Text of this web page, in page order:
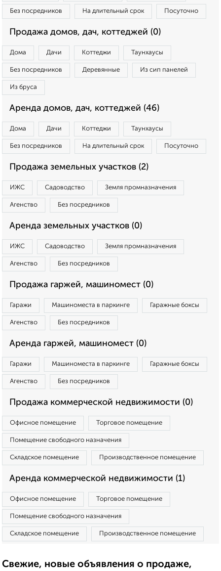
Без посредников На длительный срок Посуточно
Продажа домов, дач, коттеджей (0)
Дома Дачи Коттеджи Таунхаусы
Без посредников Деревянные Из сип панелей
Из бруса
Аренда домов, дач, коттеджей (46)
Дома Дачи Коттеджи Таунхаусы
Без посредников На длительный срок Посуточно
Продажа земельных участков (2)
ИЖС Садоводство Земля промназначения
Агенство Без посредников
Аренда земельных участков (0)
ИЖС Садоводство Земля промназначения
Агенство Без посредников
Продажа гаржей, машиномест (0)
Гаражи Машиноместа в паркинге Гаражные боксы
Агенство Без посредников
Аренда гаржей, машиномест (0)
Гаражи Машиноместа в паркинге Гаражные боксы
Агенство Без посредников
Продажа коммерческой недвижимости (0)
Офисное помещение Торговое помещение
Помещение свободного назначения
Складское помещение Производственное помещение
Аренда коммерческой недвижимости (1)
Офисное помещение Торговое помещение
Помещение свободного назначения
Складское помещение Производственное помещение
Свежие, новые объявления о продаже,